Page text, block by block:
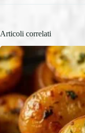
Articoli correlati